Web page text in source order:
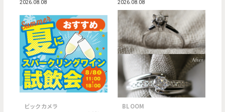
2026.08.08
ビックカメラ
2026.08.08
BLOOM